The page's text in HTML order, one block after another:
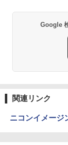
Google
関連リンク
ニコンイメージ